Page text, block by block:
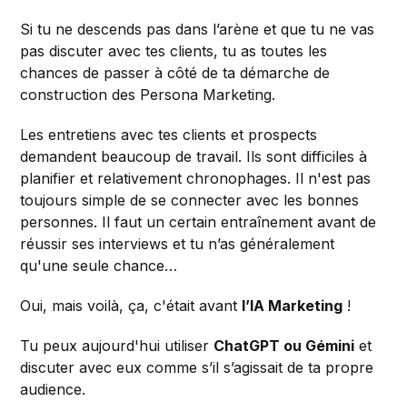
Si tu ne descends pas dans l’arène et que tu ne vas
pas discuter avec tes clients, tu as toutes les
chances de passer à côté de ta démarche de
construction des Persona Marketing.
Les entretiens avec tes clients et prospects
demandent beaucoup de travail. Ils sont difficiles à
planifier et relativement chronophages. Il n'est pas
toujours simple de se connecter avec les bonnes
personnes. Il faut un certain entraînement avant de
réussir ses interviews et tu n’as généralement
qu'une seule chance…
Oui, mais voilà, ça, c'était avant l’IA Marketing !
Tu peux aujourd'hui utiliser ChatGPT ou Gémini et
discuter avec eux comme s’il s’agissait de ta propre
audience.